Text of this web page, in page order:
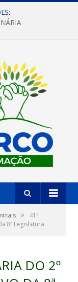
»
41ª
8ª Legislatura
DO 2º